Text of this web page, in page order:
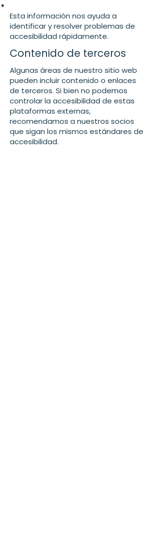
Esta información nos ayuda a
identificar y resolver problemas de
accesibilidad rápidamente.
Contenido de terceros
Algunas áreas de nuestro sitio web
pueden incluir contenido o enlaces
de terceros. Si bien no podemos
controlar la accesibilidad de estas
plataformas externas,
recomendamos a nuestros socios
que sigan los mismos estándares de
accesibilidad.